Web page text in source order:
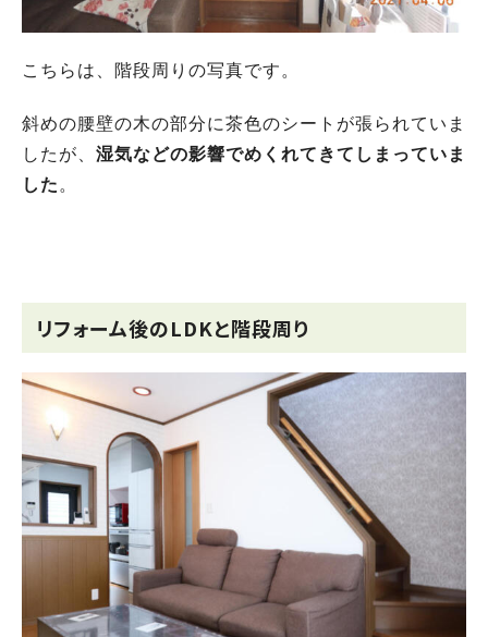
こちらは、階段周りの写真です。
斜めの腰壁の木の部分に茶色のシートが張られていま
したが、 湿気などの影響でめくれてきてしまっていま
した 。
リフォーム後のLDKと階段周り